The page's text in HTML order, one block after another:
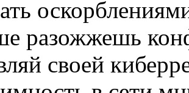
разожжешь
своей